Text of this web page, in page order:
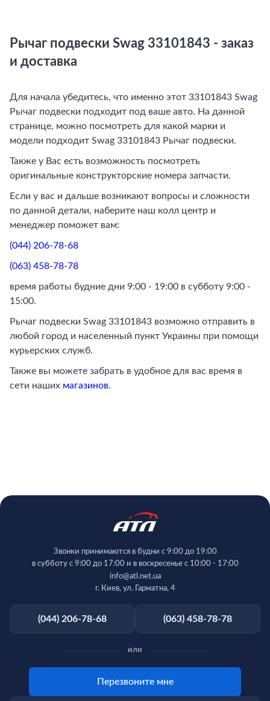
Рычаг подвески Swag 33101843 - заказ
и доставка
Для начала убедитесь, что именно этот 33101843 Swag
Рычаг подвески подходит под ваше авто. На данной
странице, можно посмотреть для какой марки и
модели подходит Swag 33101843 Рычаг подвески.
Также у Вас есть возможность посмотреть
оригинальные конструкторские номера запчасти.
Если у вас и дальше возникают вопросы и сложности
по данной детали, наберите наш колл центр и
менеджер поможет вам:
(044) 206-78-68
(063) 458-78-78
время работы будние дни 9:00 - 19:00 в субботу 9:00 -
15:00.
Рычаг подвески Swag 33101843 возможно отправить в
любой город и населенный пункт Украины при помощи
курьерских служб.
Также вы можете забрать в удобное для вас время в
сети наших магазинов.
(044) 206-78-68 (063) 458-78-78
Звонки принимаются в будни с 9:00 до 19:00
в субботу с 9:00 до 17:00 и в воскресенье с 10:00 - 17:00
info@atl.net.ua
г. Киев, ул. Гарматна, 4
или
Перезвоните мне